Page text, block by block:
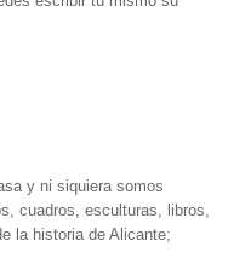
y ni siquiera somos
cuadros, esculturas, libros,
la historia de Alicante;